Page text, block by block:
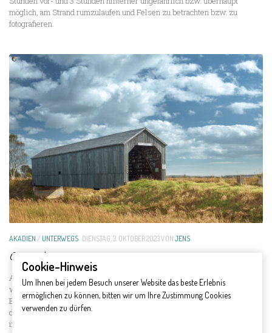
möglich, am Strand rumzulaufen und Felsen zu betrachten bzw. zu
fotografieren.
AKADIEN /UNTERWEGS DIENSTAG, 3. OKTOBER 2023VONJENS
Covered
Auf dem Weg zu unserem Tagesziel, den Hopewell Rocks passieren wir
wieder eine Covered Bridge, die Sawmill Bridge ist aber nicht mehr in
Benutzung, sondern steht nur dekorativ abseits der Straße, bildet aber
das Motiv, welches ich mir für solch ein nordamerikanische Ensemble
immer vorgestellt habe.
Cookie-Hinweis
Um Ihnen bei jedem Besuch unserer Website das beste Erlebnis
ermöglichen zu können, bitten wir um Ihre Zustimmung Cookies
verwenden zu dürfen.